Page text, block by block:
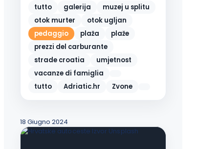
tutto
galerija
muzej u splitu
otok murter
otok ugljan
pedaggio
plaža
plaže
prezzi del carburante
strade croatia
umjetnost
vacanze di famiglia
tutto
Adriatic.hr Zvone
18 Giugno 2024